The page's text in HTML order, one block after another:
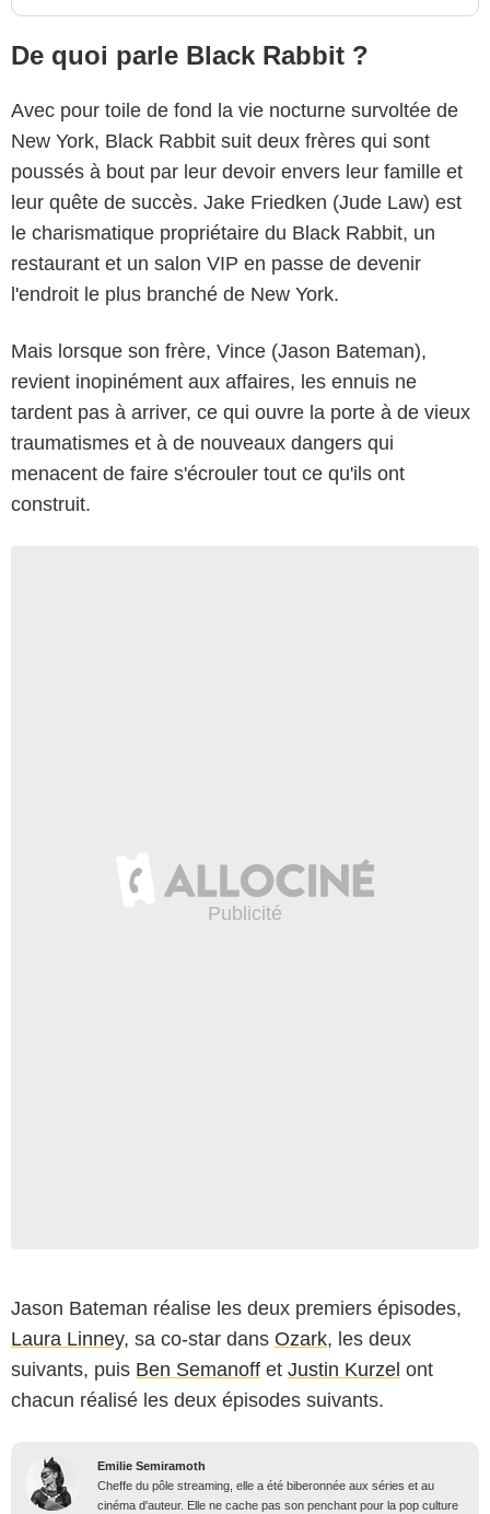
De quoi parle Black Rabbit ?
Avec pour toile de fond la vie nocturne survoltée de
New York, Black Rabbit suit deux frères qui sont
poussés à bout par leur devoir envers leur famille et
leur quête de succès. Jake Friedken (Jude Law) est
le charismatique propriétaire du Black Rabbit, un
restaurant et un salon VIP en passe de devenir
l'endroit le plus branché de New York.
Mais lorsque son frère, Vince (Jason Bateman),
revient inopinément aux affaires, les ennuis ne
tardent pas à arriver, ce qui ouvre la porte à de vieux
traumatismes et à de nouveaux dangers qui
menacent de faire s'écrouler tout ce qu'ils ont
construit.
Jason Bateman réalise les deux premiers épisodes,
Laura Linney, sa co-star dans Ozark, les deux
suivants, puis Ben Semanoff et Justin Kurzel ont
chacun réalisé les deux épisodes suivants.
Emilie Semiramoth
Cheffe du pôle streaming, elle a été biberonnée aux séries et au
cinéma d'auteur. Elle ne cache pas son penchant pour la pop culture